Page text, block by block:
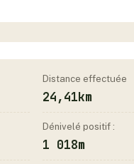
Distance effectuée
24,41km
Dénivelé positif :
1 018m